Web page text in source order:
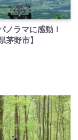
PR
ノラマに感動！
茅野市】